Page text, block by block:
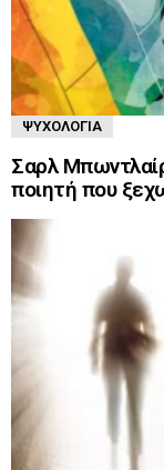
ΨΥΧΟΛΟΓΊΑ
Σαρλ
ποιητή που